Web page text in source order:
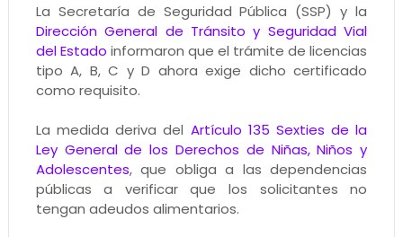
La Secretaría de Seguridad Pública (SSP) y la
Dirección General de Tránsito y Seguridad Vial
del Estado informaron que el trámite de licencias
tipo A, B, C y D ahora exige dicho certificado
como requisito.
La medida deriva del Artículo 135 Sexties de la
Ley General de los Derechos de Niñas, Niños y
Adolescentes, que obliga a las dependencias
públicas a verificar que los solicitantes no
tengan adeudos alimentarios.